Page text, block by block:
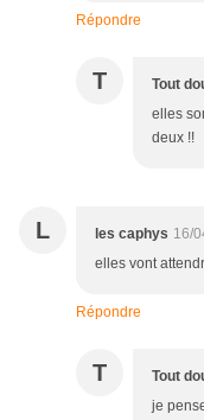
Répondre
T Tout
elles
deux !!
L les caphys 16/
elles vont
Répondre
T Tout
je